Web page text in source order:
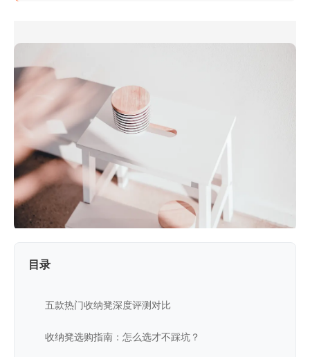
目录
五款热门收纳凳深度评测对比
收纳凳选购指南：怎么选才不踩坑？